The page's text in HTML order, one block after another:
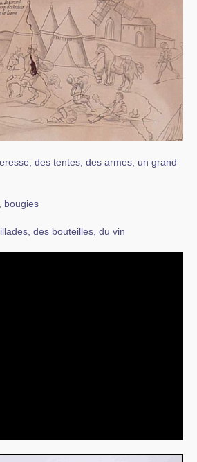
des tentes, des armes, un grand
bougies
des bouteilles, du vin